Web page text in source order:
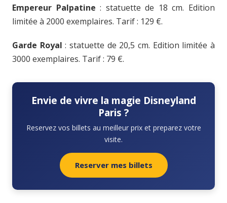
Empereur Palpatine : statuette de 18 cm. Edition
limitée à 2000 exemplaires. Tarif : 129 €.
Garde Royal : statuette de 20,5 cm. Edition limitée à
3000 exemplaires. Tarif : 79 €.
Envie de vivre la magie Disneyland
Paris ?
Reservez vos billets au meilleur prix et preparez votre
visite.
Reserver mes billets